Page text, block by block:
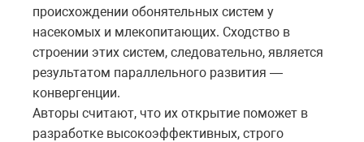
происхождении обонятельных систем у
насекомых и млекопитающих. Сходство в
строении этих систем, следовательно, является
результатом параллельного развития —
конвергенции.
Авторы считают, что их открытие поможет в
разработке высокоэффективных, строго